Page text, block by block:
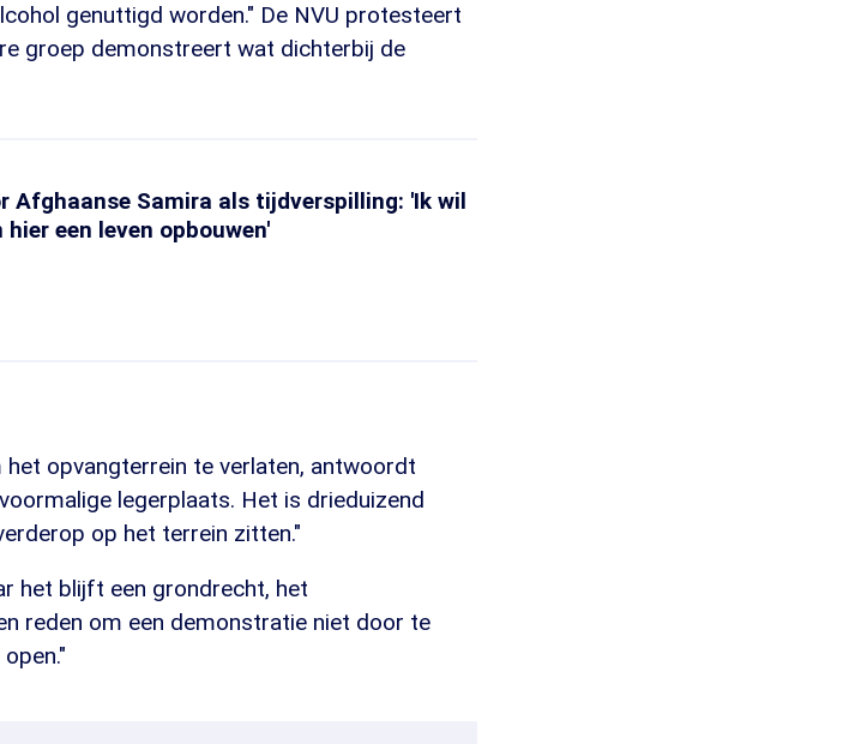
genuttigd worden." De NVU protesteert
groep demonstreert wat dichterbij de
Afghaanse Samira als tijdverspilling: 'Ik wil
een leven opbouwen'
opvangterrein te verlaten, antwoordt
legerplaats. Het is drieduizend
op het terrein zitten."
het blijft een grondrecht, het
reden om een demonstratie niet door te